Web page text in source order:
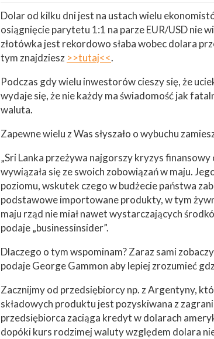
Dolar od kilku dni jest na ustach wielu
osiągnięcie parytetu 1:1 na parze EUR/USD nie
złotówka jest rekordowo słaba wobec dolara
tym znajdziesz >>tutaj<<.
Podczas gdy wielu inwestorów cieszy się, że
wydaje się, że nie każdy ma świadomość jak
waluta.
Zapewne wielu z Was słyszało o wybuchu
„Sri Lanka przeżywa najgorszy kryzys
wywiązała się ze swoich zobowiązań w maju.
poziomu, wskutek czego w budżecie państwa
podstawowe importowane produkty, w tym
maju rząd nie miał nawet wystarczających
podaje „businessinsider”.
Dlaczego o tym wspominam? Zaraz sami
podaje George Gammon aby lepiej zrozumieć
Zacznijmy od przedsiębiorcy np. z Argentyny,
składowych produktu jest pozyskiwana z
przedsiębiorca zaciąga kredyt w dolarach
dopóki kurs rodzimej waluty względem dolara